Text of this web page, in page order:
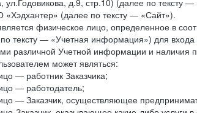
ул.Годовикова, д.9, стр.10) (далее по
(далее по тексту — «Сайт»).
физическое лицо, определенное в
тексту — «Учетная информация») для
различной Учетной информации и
может являться:
— работник Заказчика;
— работодатель;
— Заказчик, осуществляющее